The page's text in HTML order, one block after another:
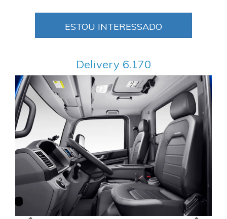
ESTOU INTERESSADO
Delivery 6.170
Anterior